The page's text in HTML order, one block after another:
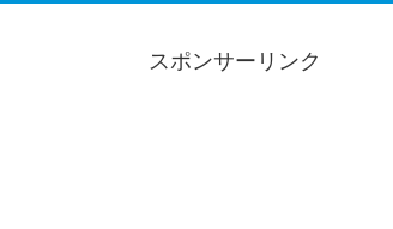
スポンサーリンク